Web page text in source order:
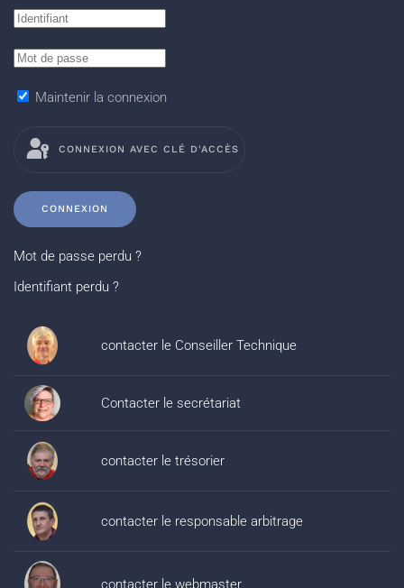
Maintenir la connexion
CONNEXION AVEC CLÉ D'ACCÈS
CONNEXION
Mot de passe perdu ?
Identifiant perdu ?
contacter le Conseiller Technique
Contacter le secrétariat
contacter le trésorier
contacter le responsable arbitrage
contacter le webmaster